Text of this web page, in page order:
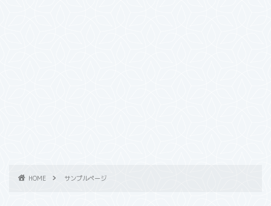
HOME サンプルページ